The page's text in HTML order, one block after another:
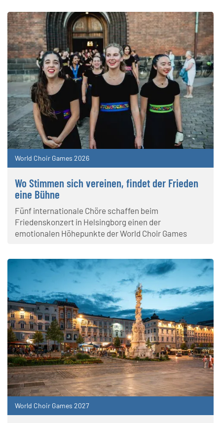
World Choir Games 2026
Wo Stimmen sich vereinen, findet der Frieden
eine Bühne
Fünf internationale Chöre schaffen beim
Friedenskonzert in Helsingborg einen der
emotionalen Höhepunkte der World Choir Games
World Choir Games 2027